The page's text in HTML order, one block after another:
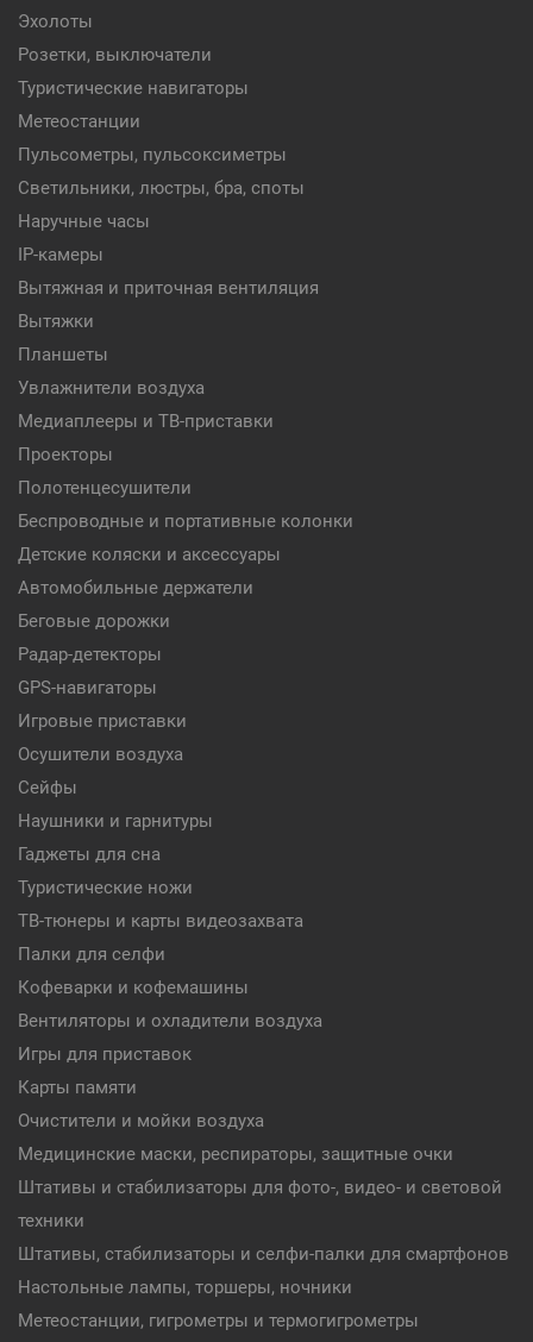
Эхолоты
Розетки, выключатели
Туристические навигаторы
Метеостанции
Пульсометры, пульсоксиметры
Светильники, люстры, бра, споты
Наручные часы
IP-камеры
Вытяжная и приточная вентиляция
Вытяжки
Планшеты
Увлажнители воздуха
Медиаплееры и ТВ-приставки
Проекторы
Полотенцесушители
Беспроводные и портативные колонки
Детские коляски и аксессуары
Автомобильные держатели
Беговые дорожки
Радар-детекторы
GPS-навигаторы
Игровые приставки
Осушители воздуха
Сейфы
Наушники и гарнитуры
Гаджеты для сна
Туристические ножи
ТВ-тюнеры и карты видеозахвата
Палки для селфи
Кофеварки и кофемашины
Вентиляторы и охладители воздуха
Игры для приставок
Карты памяти
Очистители и мойки воздуха
Медицинские маски, респираторы, защитные очки
Штативы и стабилизаторы для фото-, видео- и световой
техники
Штативы, стабилизаторы и селфи-палки для смартфонов
Настольные лампы, торшеры, ночники
Метеостанции, гигрометры и термогигрометры